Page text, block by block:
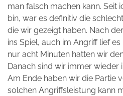
man falsch machen kann. Seit
bin, war es definitiv die
die wir gezeigt haben. Nach
ins Spiel, auch im Angriff lief
nur acht Minuten hatten wir
Danach sind wir immer wieder
Am Ende haben wir die Partie
solchen Angriffsleistung kann